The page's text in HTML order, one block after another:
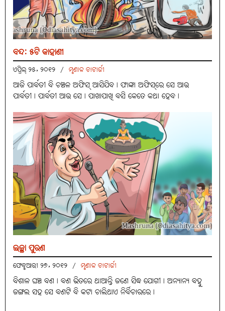
ବନ୍ଦ: ୫ଟି କାହାଣୀ
ଏପ୍ରିଲ୍ ୨୫, ୨୦୧୨ / ମୃଣାଳ ଚାଟାର୍ଜୀ
ଆଜି ପାର୍ବତୀ ବି ଚଞ୍ଚଳ ଅଫିସ୍‌ ଆସିଯିବ। ଫାଙ୍କା ଅଫିସ୍‌ରେ ସେ ଆଉ
ପାର୍ବତୀ। ପାର୍ବତୀ ଆଉ ସେ। ପାଖାପାଖି ବସି କେତେ କଥା ହେବ।
ଇଚ୍ଛା ପୁରଣ
ଫେବୃଆରୀ ୨୭, ୨୦୧୨ / ମୃଣାଳ ଚାଟାର୍ଜୀ
ବିଶାଳ ଘଞ୍ଚ ବଣ। ବଣ ଭିତରେ ଥାଆନ୍ତି ଜଣେ ସିଦ୍ଧ ଯୋଗୀ। ଅନ୍ୟାନ୍ୟ ବହୁ
ଜଙ୍ଗଲ ସହ ସେ ବଣଟି ବି କଟା ଚାଲିଥାଏ ନିର୍ବିଚାରରେ।